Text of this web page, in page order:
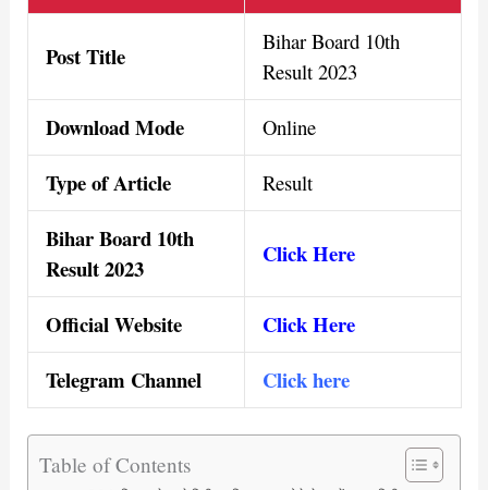
Post Title
Bihar Board 10th
Result 2023
Download Mode Online
Type of Article Result
Bihar Board 10th
Result 2023
Click Here
Official Website
Click Here
Telegram Channel
Click here
Table of Contents